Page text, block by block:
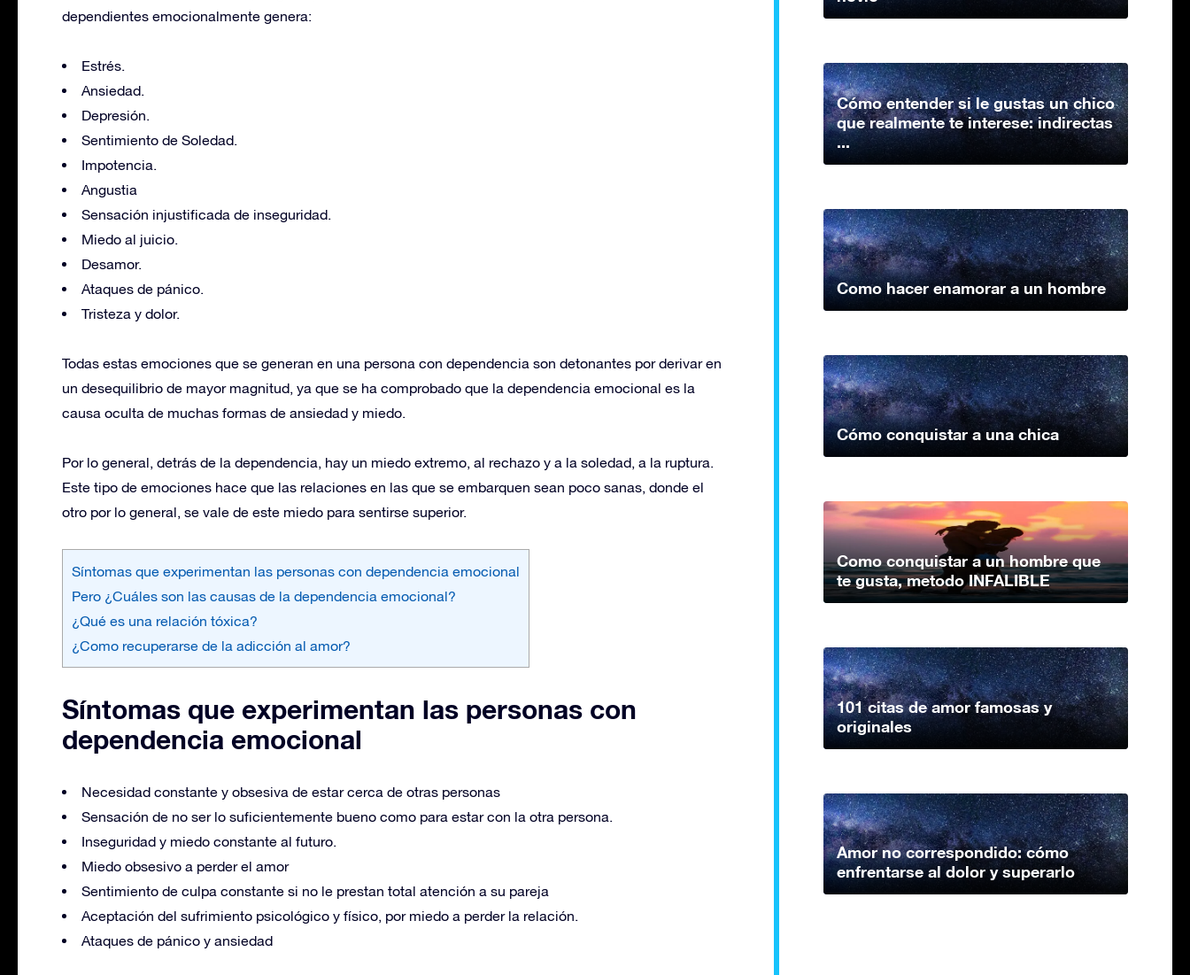
dependientes emocionalmente genera:
Estrés.
Ansiedad.
Depresión.
Sentimiento de Soledad.
Impotencia.
Angustia
Sensación injustificada de inseguridad.
Miedo al juicio.
Desamor.
Ataques de pánico.
Tristeza y dolor.
Todas estas emociones que se generan en una persona con dependencia son detonantes por derivar en
un desequilibrio de mayor magnitud, ya que se ha comprobado que la dependencia emocional es la
causa oculta de muchas formas de ansiedad y miedo.
Por lo general, detrás de la dependencia, hay un miedo extremo, al rechazo y a la soledad, a la ruptura.
Este tipo de emociones hace que las relaciones en las que se embarquen sean poco sanas, donde el
otro por lo general, se vale de este miedo para sentirse superior.
Síntomas que experimentan las personas con dependencia emocional
Pero ¿Cuáles son las causas de la dependencia emocional?
¿Qué es una relación tóxica?
¿Como recuperarse de la adicción al amor?
Síntomas que experimentan las personas con
dependencia emocional
Necesidad constante y obsesiva de estar cerca de otras personas
Sensación de no ser lo suficientemente bueno como para estar con la otra persona.
Inseguridad y miedo constante al futuro.
Miedo obsesivo a perder el amor
Sentimiento de culpa constante si no le prestan total atención a su pareja
Aceptación del sufrimiento psicológico y físico, por miedo a perder la relación.
Ataques de pánico y ansiedad
Cómo entender si le gustas un chico
que realmente te interese: indirectas
...
Como hacer enamorar a un hombre
Cómo conquistar a una chica
Como conquistar a un hombre que
te gusta, metodo INFALIBLE
101 citas de amor famosas y
originales
Amor no correspondido: cómo
enfrentarse al dolor y superarlo